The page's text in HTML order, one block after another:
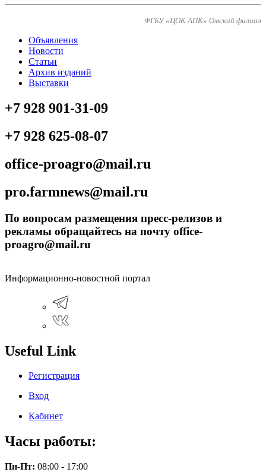
ФГБУ «ЦОК АПК» Омский филиал
Объявления
Новости
Статьи
Архив изданий
Выставки
+7 928 901-31-09
+7 928 625-08-07
office-proagro@mail.ru
pro.farmnews@mail.ru
По вопросам размещения пресс-релизов и
рекламы обращайтесь на почту office-
proagro@mail.ru
Информационно-новостной портал
Useful Link
Регистрация
Вход
Кабинет
Часы работы:
Пн-Пт: 08:00 - 17:00